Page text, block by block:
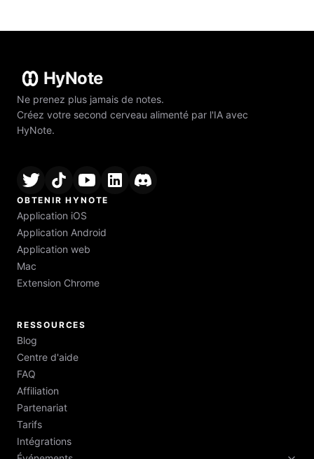
HyNote
Ne prenez plus jamais de notes.
Créez votre second cerveau alimenté par l'IA avec
HyNote.
OBTENIR HYNOTE
Application iOS
Application Android
Application web
Mac
Extension Chrome
RESSOURCES
Blog
Centre d'aide
FAQ
Affiliation
Partenariat
Tarifs
Intégrations